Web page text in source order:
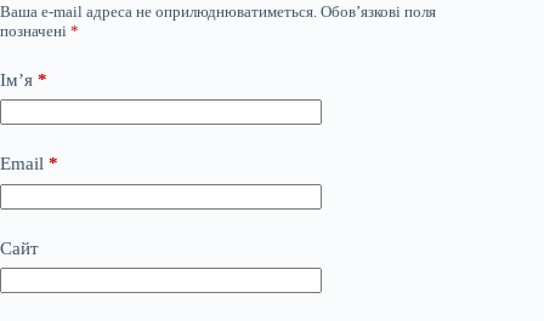
Ваша e-mail адреса не оприлюднюватиметься. Обов’язкові поля
позначені *
Ім’я *
Email *
Сайт